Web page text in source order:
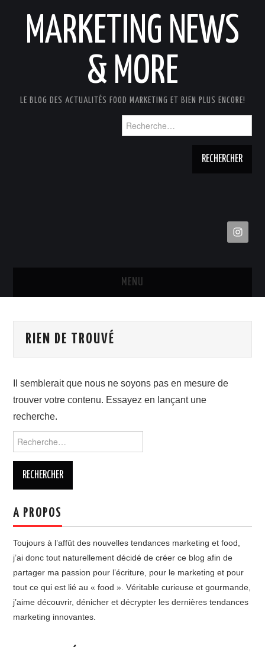
MARKETING NEWS
& MORE
LE BLOG DES ACTUALITÉS FOOD MARKETING ET BIEN PLUS ENCORE!
MENU
DISTRIBUTION
DIGITAL
INTERNATIONAL
A PROPOS
RIEN DE TROUVÉ
Il semblerait que nous ne soyons pas en mesure de
trouver votre contenu. Essayez en lançant une
recherche.
A PROPOS
Toujours à l’affût des nouvelles tendances marketing et food,
j’ai donc tout naturellement décidé de créer ce blog afin de
partager ma passion pour l’écriture, pour le marketing et pour
tout ce qui est lié au « food ». Véritable curieuse et gourmande,
j’aime découvrir, dénicher et décrypter les dernières tendances
marketing innovantes.